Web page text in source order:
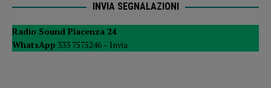
INVIA SEGNALAZIONI
Radio Sound Piacenza 24
WhatsApp 333 7575246 – Invia